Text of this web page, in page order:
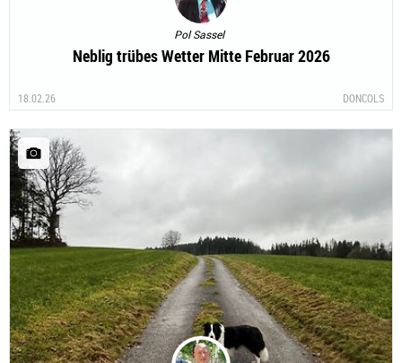
Pol Sassel
Neblig trübes Wetter Mitte Februar 2026
18.02.26 DONCOLS